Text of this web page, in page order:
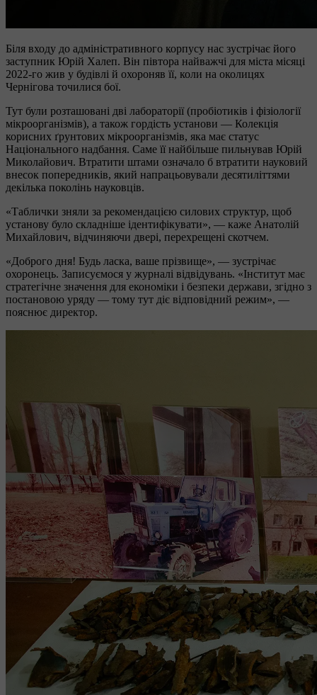
Біля входу до адміністративного корпусу нас зустрічає його
заступник Юрій Халеп. Він півтора найважчі для міста місяці
2022-го жив у будівлі й охороняв її, коли на околицях
Чернігова точилися бої.
Тут були розташовані дві лабораторії (пробіотиків і фізіології
мікроорганізмів), а також гордість установи — Колекція
корисних ґрунтових мікроорганізмів, яка має статус
Національного надбання. Саме її найбільше пильнував Юрій
Миколайович. Втратити штами означало б втратити науковий
внесок попередників, який напрацьовували десятиліттями
декілька поколінь науковців.
«Таблички зняли за рекомендацією силових структур, щоб
установу було складніше ідентифікувати», — каже Анатолій
Михайлович, відчиняючи двері, перехрещені скотчем.
«Доброго дня! Будь ласка, ваше прізвище», — зустрічає
охоронець. Записуємося у журналі відвідувань. «Інститут має
стратегічне значення для економіки і безпеки держави, згідно з
постановою уряду — тому тут діє відповідний режим», —
пояснює директор.